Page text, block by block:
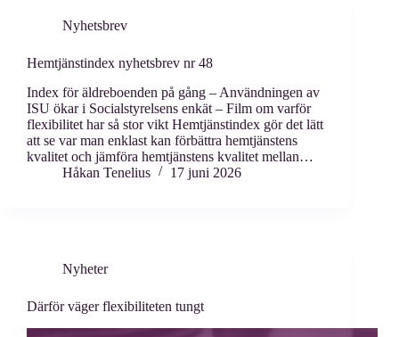
Nyhetsbrev
Hemtjänstindex nyhetsbrev nr 48
Index för äldreboenden på gång – Användningen av
ISU ökar i Socialstyrelsens enkät – Film om varför
flexibilitet har så stor vikt Hemtjänstindex gör det lätt
att se var man enklast kan förbättra hemtjänstens
kvalitet och jämföra hemtjänstens kvalitet mellan…
Håkan Tenelius
17 juni 2026
Nyheter
Därför väger flexibiliteten tungt